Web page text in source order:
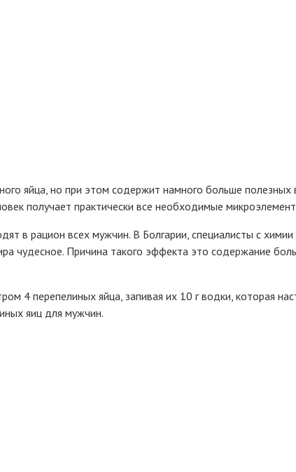
яйца, но при этом содержит намного больше
получает практически все необходимые
в рацион всех мужчин. В Болгарии, специалисты с
чудесное. Причина такого эффекта это содержание
4 перепелиных яйца, запивая их 10 г водки, которая
яиц для мужчин.